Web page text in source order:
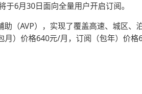
6月30日面向全量用户开启订阅。
（AVP），实现了覆盖高速、城区
）价格640元/月，订阅（包年）价